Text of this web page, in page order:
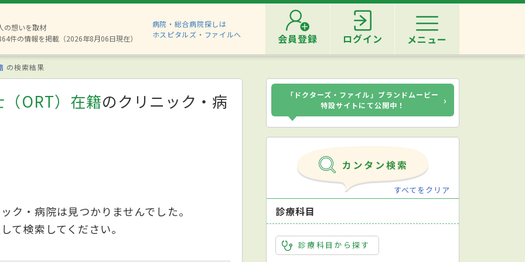
の想いを取材
件の情報を掲載（2026年8月06日現在）
病院・総合病院探しは
ホスピタルズ・ファイルへ
会員登録 ログイン メニュー
の検索結果
ORT）在籍のクリニック・病
ク・病院は見つかりませんでした。
て検索してください。
「ドクターズ・ファイル」ブランドムービー
特設サイトにて公開中！
›
すべてをクリア
診療科目
診療科目から探す